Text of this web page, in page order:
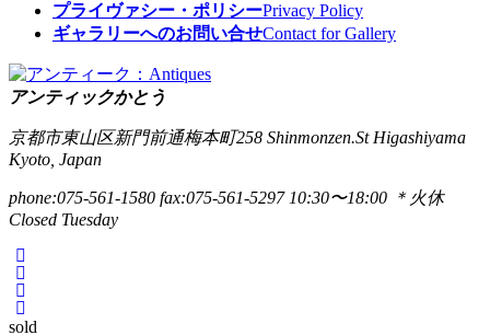
プライヴァシー・ポリシーPrivacy Policy
ギャラリーへのお問い合せContact for Gallery
アンティックかとう
京都市東山区新門前通梅本町258 Shinmonzen.St Higashiyama
Kyoto, Japan
phone:075-561-1580 fax:075-561-5297 10:30〜18:00 ＊火休
Closed Tuesday
sold